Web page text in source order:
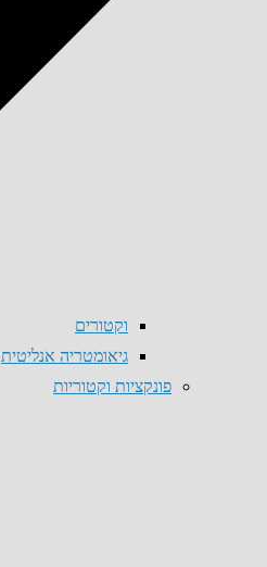
וקטורים
גיאומטריה אנליטית
פונקציות וקטוריות